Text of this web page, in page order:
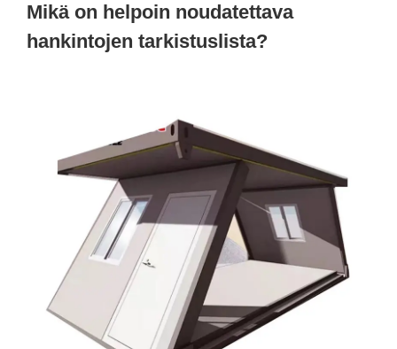
Mikä on helpoin noudatettava
hankintojen tarkistuslista?